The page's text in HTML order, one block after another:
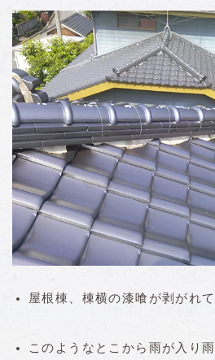
屋根棟、棟横の漆喰が剥がれて
このようなとこから雨が入り